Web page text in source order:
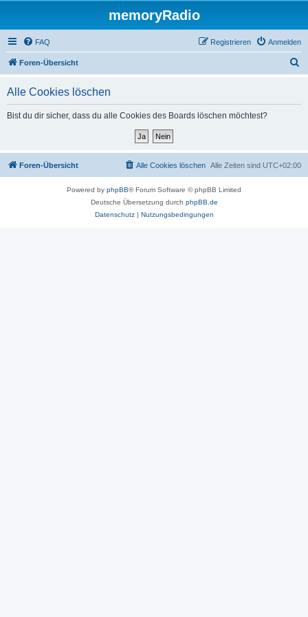
memoryRadio
FAQ Anmelden
Registrieren
Foren-Übersicht
Alle Cookies löschen
Bist du dir sicher, dass du alle Cookies des Boards löschen möchtest?
Foren-Übersicht Alle Zeiten sind UTC+02:00
Alle Cookies löschen
Powered by phpBB® Forum Software © phpBB Limited
Deutsche Übersetzung durch phpBB.de
Datenschutz| Nutzungsbedingungen